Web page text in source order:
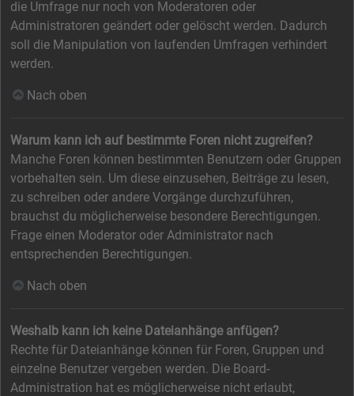
die Umfrage nur noch von Moderatoren oder
Administratoren geändert oder gelöscht werden. Dadurch
soll die Manipulation von laufenden Umfragen verhindert
werden.
Nach oben
Warum kann ich auf bestimmte Foren nicht zugreifen?
Manche Foren können bestimmten Benutzern oder Gruppen
vorbehalten sein. Um diese einzusehen, Beiträge zu lesen,
zu schreiben oder andere Vorgänge durchzuführen,
brauchst du möglicherweise besondere Berechtigungen.
Frage einen Moderator oder Administrator nach
entsprechenden Berechtigungen.
Nach oben
Weshalb kann ich keine Dateianhänge anfügen?
Rechte für Dateianhänge können für Foren, Gruppen und
einzelne Benutzer vergeben werden. Die Board-
Administration hat es möglicherweise nicht erlaubt,